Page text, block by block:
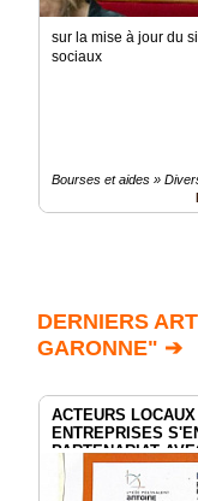
sur la mise à jour du
sociaux
Bourses et aides »
DERNIERS
GARONNE" ➔
ACTEURS
ENTREPRISES
PARTENARIAT